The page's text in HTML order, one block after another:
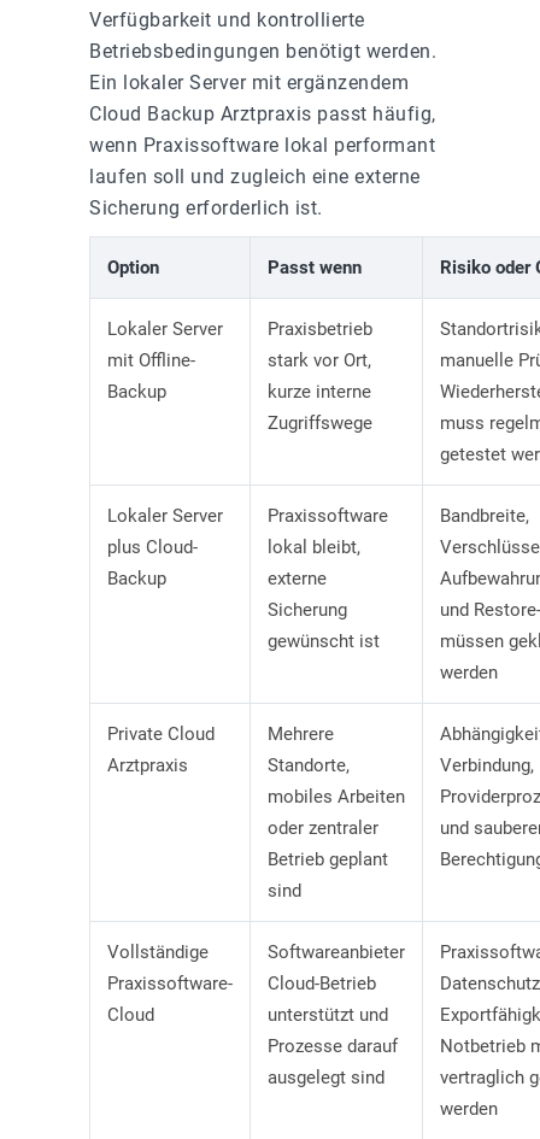
Verfügbarkeit und kontrollierte
Betriebsbedingungen benötigt werden.
Ein lokaler Server mit ergänzendem
Cloud Backup Arztpraxis passt häufig,
wenn Praxissoftware lokal performant
laufen soll und zugleich eine externe
Sicherung erforderlich ist.
Option Passt wenn Risiko oder
Lokaler Server
mit Offline-
Backup
Praxisbetrieb
stark vor Ort,
kurze interne
Zugriffswege
manuelle
muss
getestet
Lokaler Server
plus Cloud-
Backup
Praxissoftware
lokal bleibt,
externe
Sicherung
gewünscht ist
Bandbreite,
und
müssen
werden
Private Cloud
Arztpraxis
Mehrere
Standorte,
mobiles Arbeiten
oder zentraler
Betrieb geplant
sind
Verbindung,
und
Vollständige
Praxissoftware-
Cloud
Softwareanbieter
Cloud-Betrieb
unterstützt und
Prozesse darauf
ausgelegt sind
Notbetrieb
vertraglich
werden